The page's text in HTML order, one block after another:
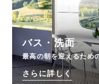
バス・洗面
最高の朝を迎えるため
さらに詳しく